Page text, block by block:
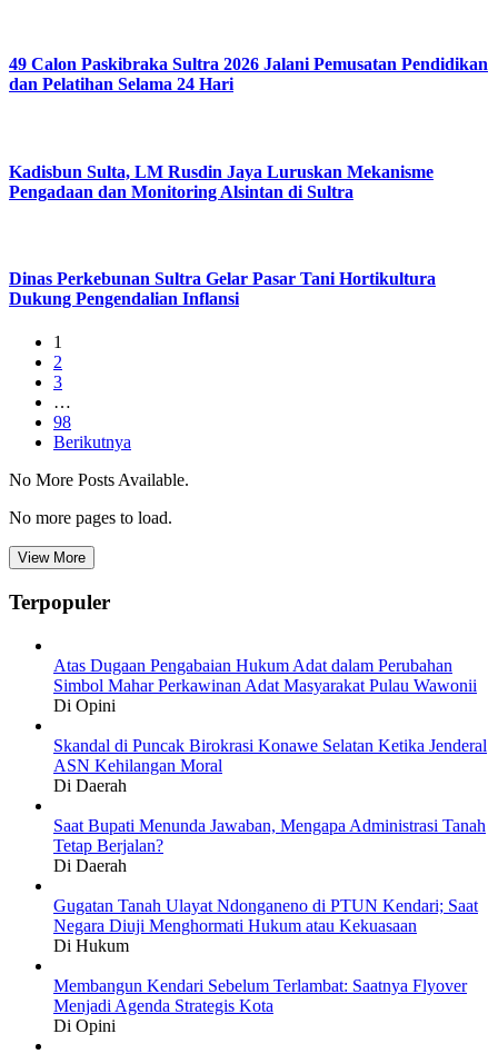
49 Calon Paskibraka Sultra 2026 Jalani Pemusatan Pendidikan
dan Pelatihan Selama 24 Hari
Kadisbun Sulta, LM Rusdin Jaya Luruskan Mekanisme
Pengadaan dan Monitoring Alsintan di Sultra
Dinas Perkebunan Sultra Gelar Pasar Tani Hortikultura
Dukung Pengendalian Inflansi
1
2
3
…
98
Berikutnya
No More Posts Available.
No more pages to load.
View More
Terpopuler
Atas Dugaan Pengabaian Hukum Adat dalam Perubahan
Simbol Mahar Perkawinan Adat Masyarakat Pulau Wawonii
Di Opini
Skandal di Puncak Birokrasi Konawe Selatan Ketika Jenderal
ASN Kehilangan Moral
Di Daerah
Saat Bupati Menunda Jawaban, Mengapa Administrasi Tanah
Tetap Berjalan?
Di Daerah
Gugatan Tanah Ulayat Ndonganeno di PTUN Kendari; Saat
Negara Diuji Menghormati Hukum atau Kekuasaan
Di Hukum
Membangun Kendari Sebelum Terlambat: Saatnya Flyover
Menjadi Agenda Strategis Kota
Di Opini